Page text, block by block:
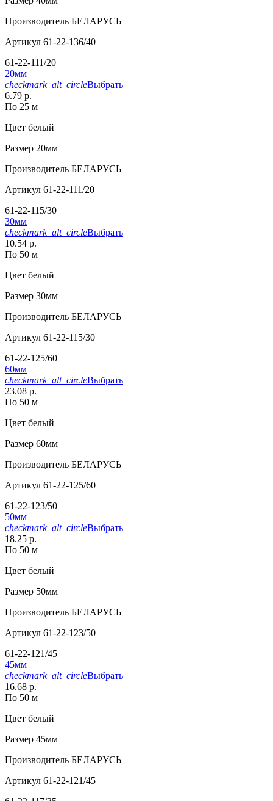
Производитель БЕЛАРУСЬ
Артикул 61-22-136/40
61-22-111/20
20мм
checkmark_alt_circleВыбрать
6.79 р.
По 25 м
Цвет белый
Размер 20мм
Производитель БЕЛАРУСЬ
Артикул 61-22-111/20
61-22-115/30
30мм
checkmark_alt_circleВыбрать
10.54 р.
По 50 м
Цвет белый
Размер 30мм
Производитель БЕЛАРУСЬ
Артикул 61-22-115/30
61-22-125/60
60мм
checkmark_alt_circleВыбрать
23.08 р.
По 50 м
Цвет белый
Размер 60мм
Производитель БЕЛАРУСЬ
Артикул 61-22-125/60
61-22-123/50
50мм
checkmark_alt_circleВыбрать
18.25 р.
По 50 м
Цвет белый
Размер 50мм
Производитель БЕЛАРУСЬ
Артикул 61-22-123/50
61-22-121/45
45мм
checkmark_alt_circleВыбрать
16.68 р.
По 50 м
Цвет белый
Размер 45мм
Производитель БЕЛАРУСЬ
Артикул 61-22-121/45